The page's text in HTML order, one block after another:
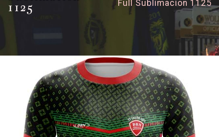
1125
Full Sublimacion 1125